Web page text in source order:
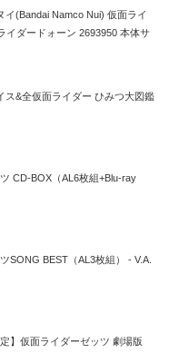
イ(Bandai Namco Nui) 仮面ライ
イダードォーン 2693950 本体サ
ス&全仮面ライダー ひみつ大図鑑
CD-BOX（AL6枚組+Blu-ray
SONG BEST（AL3枚組） - V.A.
】仮面ライダーゼッツ 劇場版